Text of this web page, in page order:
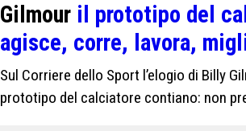
Gilmour il prototipo del
agisce, corre, lavora,
Sul Corriere dello Sport l’elogio di Billy
prototipo del calciatore contiano: non